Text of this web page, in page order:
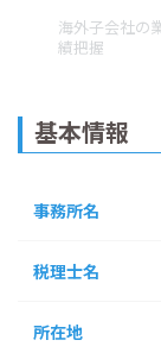
海外子会社の
績把握
基本情報
事務所名
税理士名
所在地